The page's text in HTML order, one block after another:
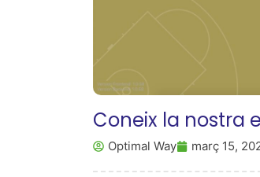
Coneix la nostra
Optimal Way març 15,